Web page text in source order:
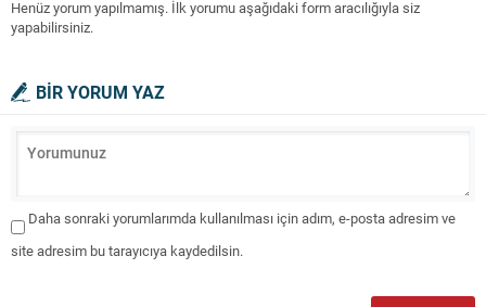
Henüz yorum yapılmamış. İlk yorumu aşağıdaki form aracılığıyla siz
yapabilirsiniz.
BİR YORUM YAZ
Daha sonraki yorumlarımda kullanılması için adım, e-posta adresim ve
site adresim bu tarayıcıya kaydedilsin.